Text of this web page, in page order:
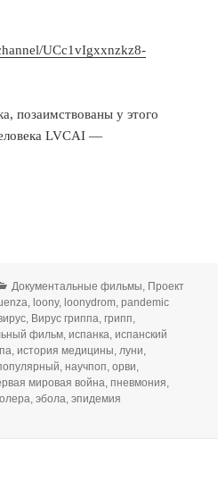
UCc1vIgxxnzkz8-
позаимствованы у этого
LVCAI —
Рубрики
Документальные фильмы, Проект
, loony, loonydrom,pandemic
, Вирус гриппа,грипп,
фильм,испанка,испанский
,история медицины,луни,
,научпоп,орви,
мировая война,пневмония,
,эбола,эпидемия